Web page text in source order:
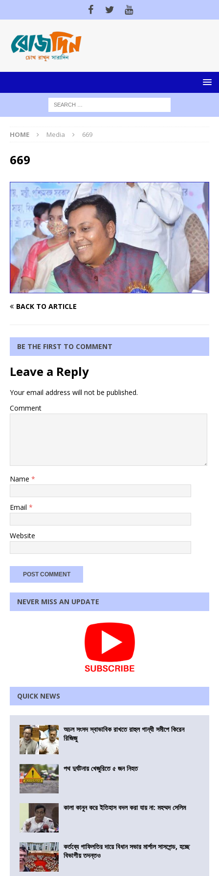
HOME Media 669
669
BACK TO ARTICLE
BE THE FIRST TO COMMENT
Leave a Reply
Your email address will not be published.
Comment
Name *
Email *
Website
NEVER MISS AN UPDATE
QUICK NEWS
অচল সংসদ স্বাভাবিক রাখতে রাহুল গান্ধী সমীপে কিরেন
রিজিজু
পথ দুর্ঘটনায় খেজুরিতে ৫ জন নিহত
কালা কানুন করে ইতিহাস বদল করা যায় না: মহম্মদ সেলিম
কর্তব্যে গাফিলতির দায়ে বিধান সভার মার্শাল সাসপেন্ড, হচ্ছে
বিভাগীয় তদন্তও